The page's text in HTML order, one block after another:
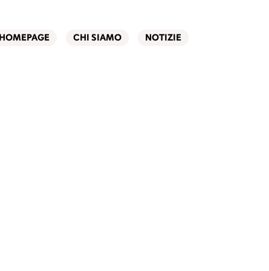
HOMEPAGE CHI SIAMO NOTIZIE